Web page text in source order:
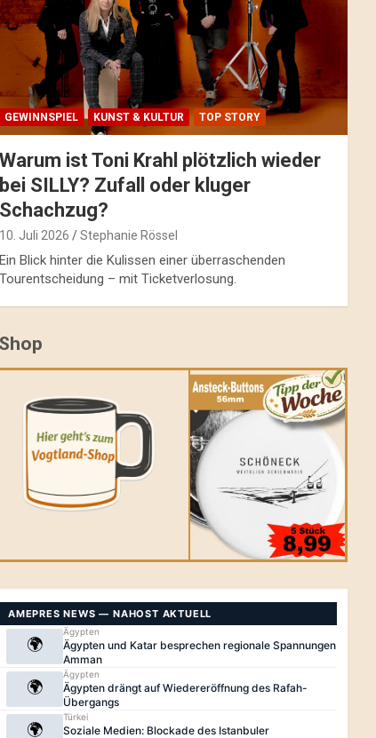
GEWINNSPIEL KUNST & KULTUR TOP STORY
Warum ist Toni Krahl plötzlich wieder
bei SILLY? Zufall oder kluger
Schachzug?
10. Juli 2026 Stephanie Rössel
Ein Blick hinter die Kulissen einer überraschenden
Tourentscheidung – mit Ticketverlosung.
Shop